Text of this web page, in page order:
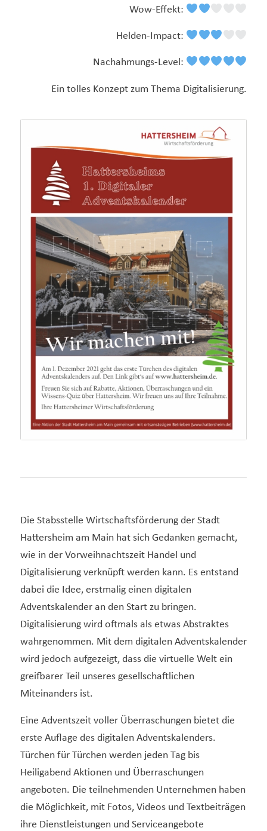
Wow-Effekt:
Helden-Impact:
Nachahmungs-Level:
Ein tolles Konzept zum Thema Digitalisierung.
Die Stabsstelle Wirtschaftsförderung der Stadt
Hattersheim am Main hat sich Gedanken gemacht,
wie in der Vorweihnachtszeit Handel und
Digitalisierung verknüpft werden kann. Es entstand
dabei die Idee, erstmalig einen digitalen
Adventskalender an den Start zu bringen.
Digitalisierung wird oftmals als etwas Abstraktes
wahrgenommen. Mit dem digitalen Adventskalender
wird jedoch aufgezeigt, dass die virtuelle Welt ein
greifbarer Teil unseres gesellschaftlichen
Miteinanders ist.
Eine Adventszeit voller Überraschungen bietet die
erste Auflage des digitalen Adventskalenders.
Türchen für Türchen werden jeden Tag bis
Heiligabend Aktionen und Überraschungen
angeboten. Die teilnehmenden Unternehmen haben
die Möglichkeit, mit Fotos, Videos und Textbeiträgen
ihre Dienstleistungen und Serviceangebote